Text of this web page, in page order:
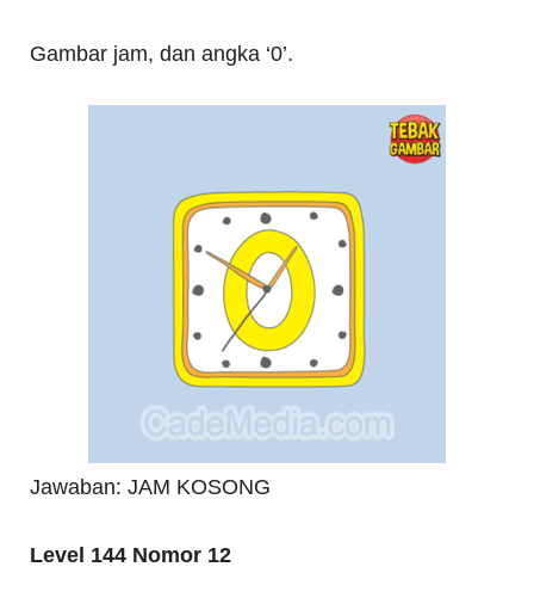
Gambar jam, dan angka ‘0’.
Jawaban: JAM KOSONG
Level 144 Nomor 12